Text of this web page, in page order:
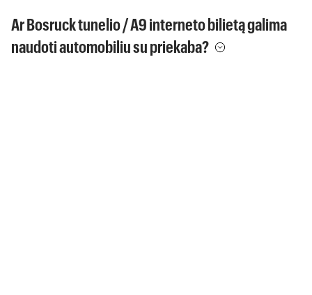
Ar Bosruck tunelio / A9 interneto bilietą galima
naudoti automobiliu su priekaba?